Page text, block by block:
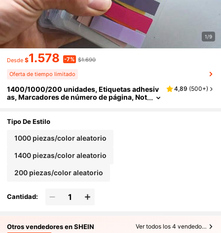
1/9
Desde $1.578 -7% $1.690
Oferta de tiempo limitado
1400/1000/200 unidades, Etiquetas adhesiv
as, Marcadores de número de página, Not
etiquetas de índice con cinta, Notas adhesiva
os de PET transparente, Útiles escolares, Vuel
ta al cole
4,89 (500+)
Tipo De Estilo
1000 piezas/color aleatorio
1400 piezas/color aleatorio
200 piezas/color aleatorio
Cantidad:
Otros vendedores en SHEIN Ver todos los 4 vendedores